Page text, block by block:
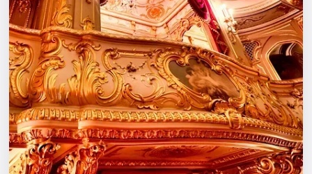
Площадки
Артисты
Рейтинги